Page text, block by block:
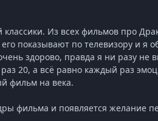
Из всех фильмов про
показывают по телевизору и я
здорово, правда я ни разу не
20, а всё равно каждый раз
фильм на века.
фильма и появляется желание